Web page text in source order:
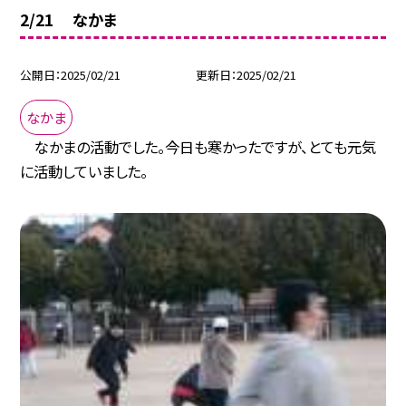
2/21 なかま
公開日 2025/02/21 更新日 2025/02/21
なかま
なかまの活動でした。今日も寒かったですが、とても元気
に活動していました。